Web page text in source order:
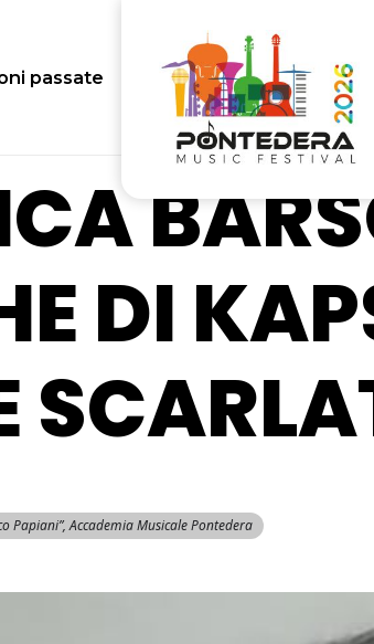
passate
DI
Papiani”, Accademia Musicale Pontedera